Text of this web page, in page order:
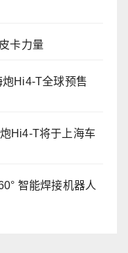
卡力量
Hi4-T全球预售
Hi4-T将于上海车
智能焊接机器人